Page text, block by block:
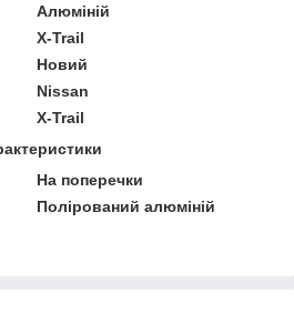
Алюміній
X-Trail
Новий
Nissan
X-Trail
На поперечки
Полірований алюміній